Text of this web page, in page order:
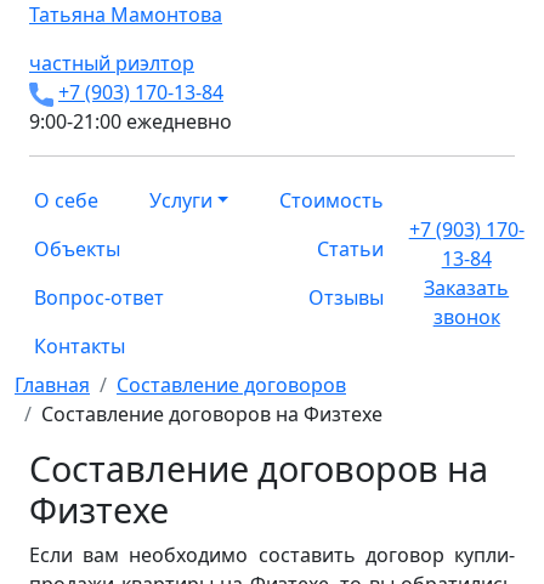
Татьяна Мамонтова
частный риэлтор
+7 (903) 170-13-84
9:00-21:00 ежедневно
О себе Услуги
Стоимость
Объекты
Статьи
Вопрос-ответ
Отзывы
Контакты
+7 (903) 170-
13-84
Заказать
звонок
Главная
Составление договоров
Составление договоров на Физтехе
Составление договоров на
Физтехе
Если вам необходимо составить договор купли-